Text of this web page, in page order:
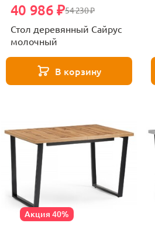
54 230 ₽
40 986 ₽
Стол деревянный Сайрус
молочный
В корзину
Акция 40%